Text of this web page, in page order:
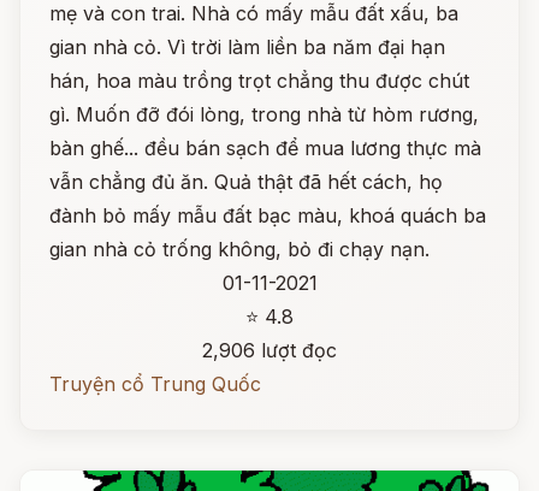
mẹ và con trai. Nhà có mấy mẫu đất xấu, ba
gian nhà cỏ. Vì trời làm liền ba năm đại hạn
hán, hoa màu trồng trọt chẳng thu được chút
gì. Muốn đỡ đói lòng, trong nhà từ hòm rương,
bàn ghế... đều bán sạch để mua lương thực mà
vẫn chẳng đủ ăn. Quả thật đã hết cách, họ
đành bỏ mấy mẫu đất bạc màu, khoá quách ba
gian nhà cỏ trống không, bỏ đi chạy nạn.
01-11-2021
⭐ 4.8
2,906 lượt đọc
Truyện cổ Trung Quốc